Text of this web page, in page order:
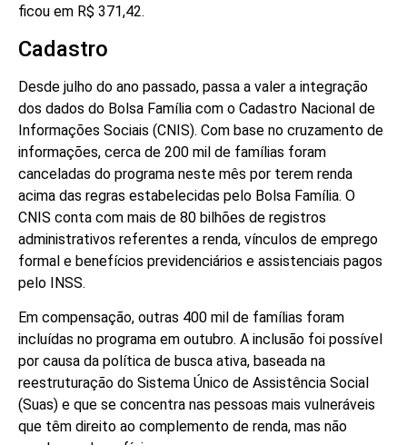
ficou em R$ 371,42.
Cadastro
Desde julho do ano passado, passa a valer a integração
dos dados do Bolsa Família com o Cadastro Nacional de
Informações Sociais (CNIS). Com base no cruzamento de
informações, cerca de 200 mil de famílias foram
canceladas do programa neste mês por terem renda
acima das regras estabelecidas pelo Bolsa Família. O
CNIS conta com mais de 80 bilhões de registros
administrativos referentes a renda, vínculos de emprego
formal e benefícios previdenciários e assistenciais pagos
pelo INSS.
Em compensação, outras 400 mil de famílias foram
incluídas no programa em outubro. A inclusão foi possível
por causa da política de busca ativa, baseada na
reestruturação do Sistema Único de Assistência Social
(Suas) e que se concentra nas pessoas mais vulneráveis
que têm direito ao complemento de renda, mas não